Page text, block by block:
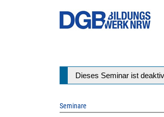
Statusmeldung
Dieses Seminar ist
Seminare